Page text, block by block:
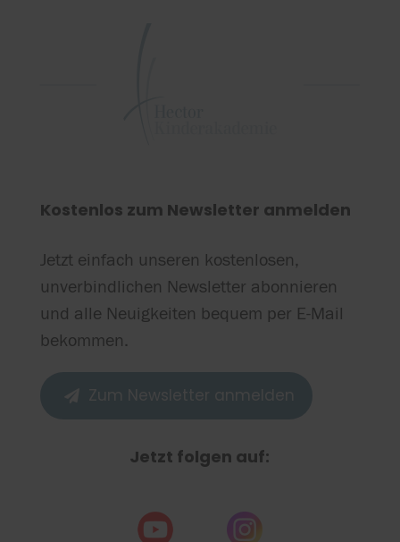
Kostenlos zum Newsletter anmelden
Jetzt einfach unseren kostenlosen,
unverbindlichen Newsletter abonnieren
und alle Neuigkeiten bequem per E-Mail
bekommen.
Jetzt folgen auf: